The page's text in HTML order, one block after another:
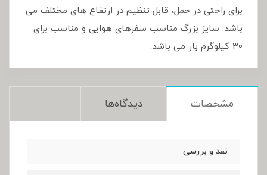
برای راحتی در حمل، قابل تنظیم در ارتفاع های مختلف می
باشد. سایز بزرگ مناسب سفرهای هوایی و مناسب برای
30 کیلوگرم بار می باشد.
مشخصات دیدگاه‌ها
نقد و بررسی